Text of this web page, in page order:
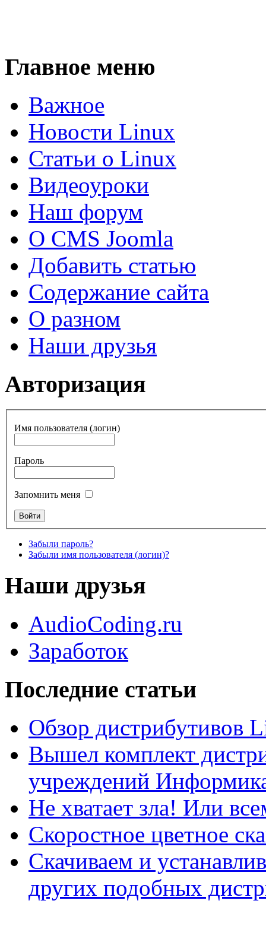
Главное меню
Важное
Новости Linux
Статьи о Linux
Видеоуроки
Наш форум
О CMS Joomla
Добавить статью
Содержание сайта
О разном
Наши друзья
Авторизация
Имя пользователя (логин)
Пароль
Запомнить меня
Забыли пароль?
Забыли имя пользователя (логин)?
Наши друзья
AudioCoding.ru
Заработок
Последние статьи
Обзор дистрибутивов
Вышел комплект
учреждений
Не хватает зла! Или
Скоростное цветное
Скачиваем и
других подобных